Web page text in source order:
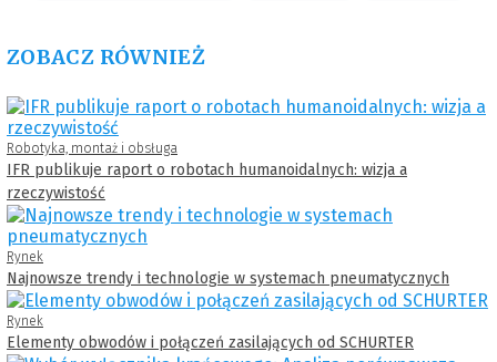
ZOBACZ RÓWNIEŻ
Robotyka, montaż i obsługa
IFR publikuje raport o robotach humanoidalnych: wizja a
rzeczywistość
Rynek
Najnowsze trendy i technologie w systemach pneumatycznych
Rynek
Elementy obwodów i połączeń zasilających od SCHURTER